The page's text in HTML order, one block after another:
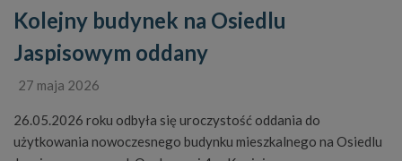
Kolejny budynek na Osiedlu
Jaspisowym oddany
27 maja 2026
26.05.2026 roku odbyła się uroczystość oddania do
użytkowania nowoczesnego budynku mieszkalnego na Osiedlu